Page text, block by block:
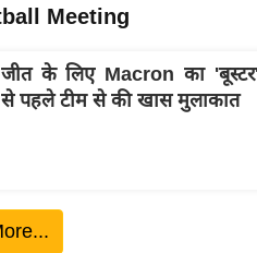
Meeting
के लिए Macron का
पहले टीम से की खास मुलाकात